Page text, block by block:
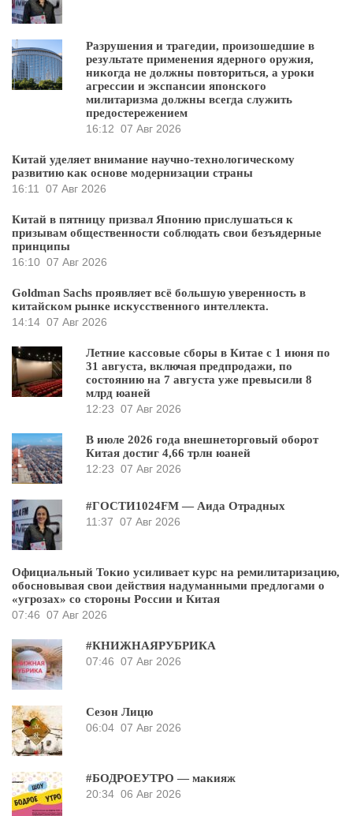
Разрушения и трагедии, произошедшие в
результате применения ядерного оружия,
никогда не должны повториться, а уроки
агрессии и экспансии японского
милитаризма должны всегда служить
предостережением
16:12 07 Авг 2026
Китай уделяет внимание научно-технологическому
развитию как основе модернизации страны
16:11
07 Авг 2026
Китай в пятницу призвал Японию прислушаться к
призывам общественности соблюдать свои безъядерные
принципы
16:10 07 Авг 2026
Goldman Sachs проявляет всё большую уверенность в
китайском рынке искусственного интеллекта.
14:14 07 Авг 2026
Летние кассовые сборы в Китае с 1 июня по
31 августа, включая предпродажи, по
состоянию на 7 августа уже превысили 8
млрд юаней
12:23 07 Авг 2026
В июле 2026 года внешнеторговый оборот
Китая достиг 4,66 трлн юаней
12:23 07 Авг 2026
#ГОСТИ1024FM — Аида Отрадных
11:37 07 Авг 2026
Официальный Токио усиливает курс на ремилитаризацию,
обосновывая свои действия надуманными предлогами о
«угрозах» со стороны России и Китая
07:46 07 Авг 2026
#КНИЖНАЯРУБРИКА
07:46 07 Авг 2026
Сезон Лицю
06:04 07 Авг 2026
#БОДРОЕУТРО — макияж
20:34 06 Авг 2026